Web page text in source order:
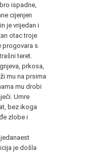
ispadne,
cijenjen
je vrijedan i
otac troje
progovara s
teret.
prkosa,
mu na prsima
mu drobi
Umre
bez ikoga
zlobe i
je došla